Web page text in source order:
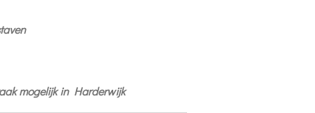
mogelijk in Harderwijk